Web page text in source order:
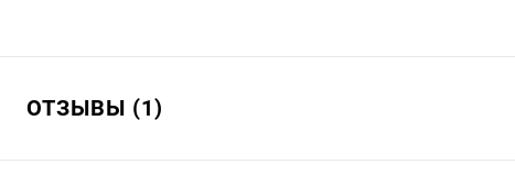
ОТЗЫВЫ (1)